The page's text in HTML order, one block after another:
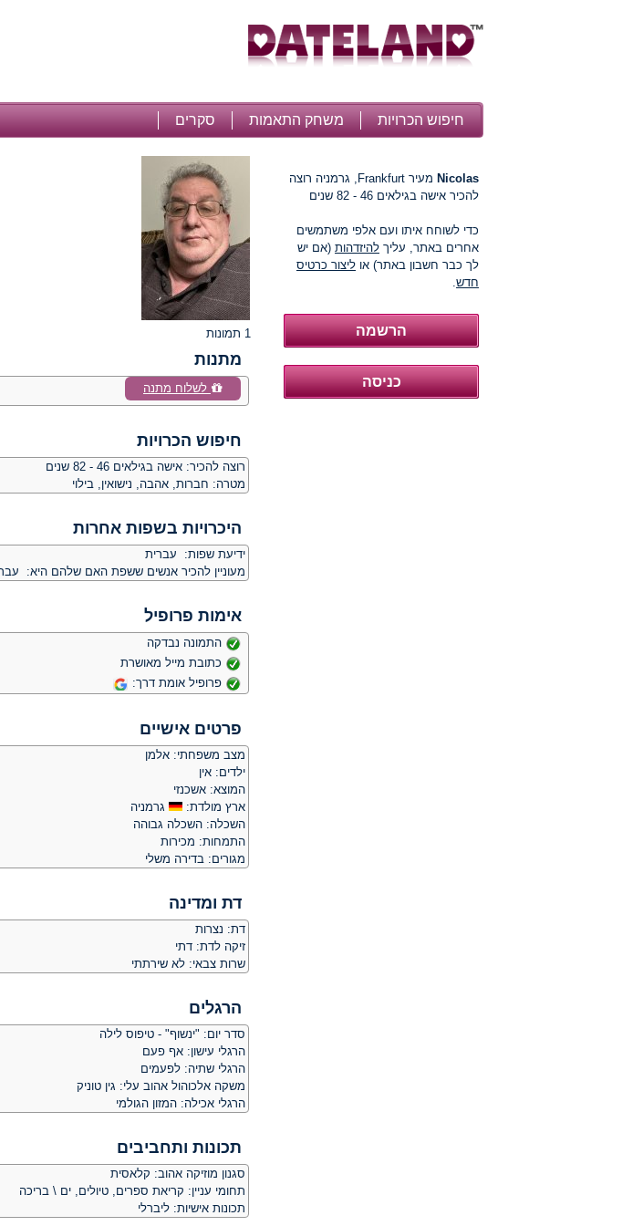
חיפוש הכרויות משחק התאמות סקרים
Nicolas
מעיר Frankfurt, גרמניה רוצה
להכיר אישה בגילאים 46 - 82 שנים
כדי לשוחח איתו ועם אלפי משתמשים
אחרים באתר, עליך להיזדהות (אם יש
לך כבר חשבון באתר) או ליצור כרטיס
חדש.
1 תמונות
מתנות
לשלוח מתנה
חיפוש הכרויות
רוצה להכיר: אישה בגילאים 46 - 82 שנים
מטרה: חברות, אהבה, נישואין, בילוי
היכרויות בשפות אחרות
ידיעת שפות: עברית
מעוניין להכיר אנשים ששפת האם שלהם היא:
אימות פרופיל
התמונה נבדקה
כתובת מייל מאושרת
פרופיל אומת דרך:
פרטים אישיים
מצב משפחתי: אלמן
ילדים: אין
המוצא: אשכנזי
ארץ מולדת:
גרמניה
השכלה: השכלה גבוהה
התמחות: מכירות
מגורים: בדירה משלי
דת ומדינה
דת: נצרות
זיקה לדת: דתי
שרות צבאי: לא שירתתי
הרגלים
סדר יום: "ינשוף" - טיפוס לילה
הרגלי עישון: אף פעם
הרגלי שתיה: לפעמים
משקה אלכוהול אהוב עלי: גין טוניק
הרגלי אכילה: המזון הגולמי
תכונות ותחביבים
סגנון מוזיקה אהוב: קלאסית
תחומי עניין: קריאת ספרים, טיולים, ים \ בריכה
תכונות אישיות: ליברלי